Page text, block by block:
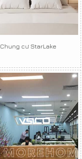
Chung cư StarLake